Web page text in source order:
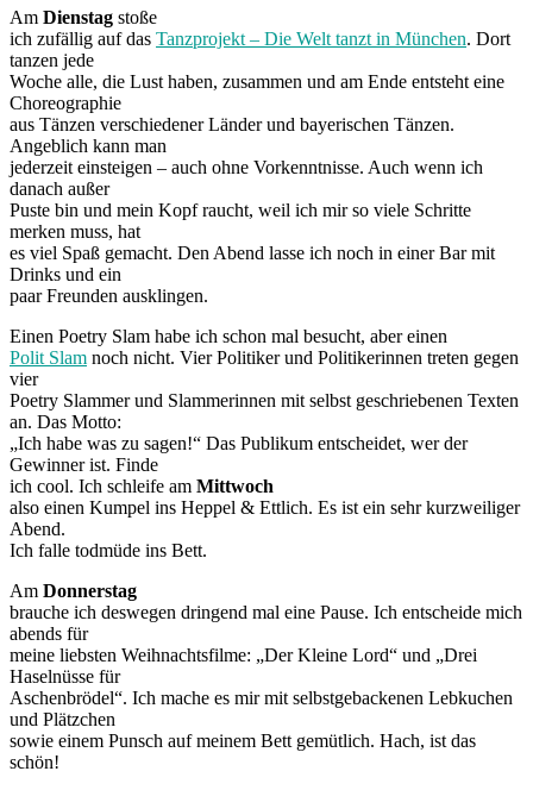
Am Dienstag stoße
ich zufällig auf das Tanzprojekt – Die Welt tanzt in München. Dort
tanzen jede
Woche alle, die Lust haben, zusammen und am Ende entsteht eine
Choreographie
aus Tänzen verschiedener Länder und bayerischen Tänzen.
Angeblich kann man
jederzeit einsteigen – auch ohne Vorkenntnisse. Auch wenn ich
danach außer
Puste bin und mein Kopf raucht, weil ich mir so viele Schritte
merken muss, hat
es viel Spaß gemacht. Den Abend lasse ich noch in einer Bar mit
Drinks und ein
paar Freunden ausklingen.
Einen Poetry Slam habe ich schon mal besucht, aber einen
Polit Slam noch nicht. Vier Politiker und Politikerinnen treten gegen
vier
Poetry Slammer und Slammerinnen mit selbst geschriebenen Texten
an. Das Motto:
„Ich habe was zu sagen!“ Das Publikum entscheidet, wer der
Gewinner ist. Finde
ich cool. Ich schleife am Mittwoch
also einen Kumpel ins Heppel & Ettlich. Es ist ein sehr kurzweiliger
Abend.
Ich falle todmüde ins Bett.
Am Donnerstag
brauche ich deswegen dringend mal eine Pause. Ich entscheide mich
abends für
meine liebsten Weihnachtsfilme: „Der Kleine Lord“ und „Drei
Haselnüsse für
Aschenbrödel“. Ich mache es mir mit selbstgebackenen Lebkuchen
und Plätzchen
sowie einem Punsch auf meinem Bett gemütlich. Hach, ist das
schön!